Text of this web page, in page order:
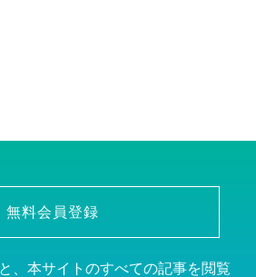
無料会員登録
、本サイトのすべての記事を閲覧